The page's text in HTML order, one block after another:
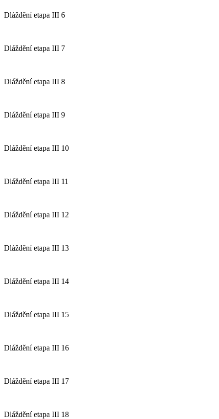
Dláždění etapa III 6
Dláždění etapa III 7
Dláždění etapa III 8
Dláždění etapa III 9
Dláždění etapa III 10
Dláždění etapa III 11
Dláždění etapa III 12
Dláždění etapa III 13
Dláždění etapa III 14
Dláždění etapa III 15
Dláždění etapa III 16
Dláždění etapa III 17
Dláždění etapa III 18